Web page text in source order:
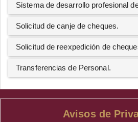
Sistema de desarrollo profesional
Solicitud de canje de cheques.
Solicitud de reexpedición de
Transferencias de Personal.
Avisos de